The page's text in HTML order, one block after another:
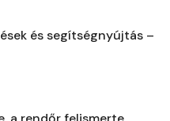
és segítségnyújtás –